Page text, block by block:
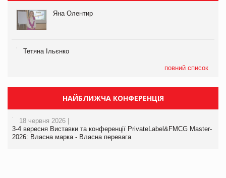
Яна Олентир
Тетяна Ільєнко
повний список
НАЙБЛИЖЧА КОНФЕРЕНЦІЯ
18 червня 2026 |
3-4 вересня Виставки та конференції PrivateLabel&FMCG Master-
2026: Власна марка - Власна перевага